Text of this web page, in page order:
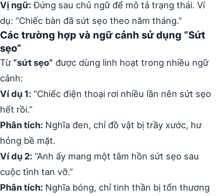
Vị ngữ:Đứng sau chủ ngữ để mô tả trạng thái. Ví
dụ: “Chiếc bàn đã sứt sẹo theo năm tháng.”
Các trường hợp và ngữ cảnh sử dụng “Sứt
sẹo”
Từ “sứt sẹo” được dùng linh hoạt trong nhiều ngữ
cảnh:
Ví dụ 1: “Chiếc điện thoại rơi nhiều lần nên sứt sẹo
hết rồi.”
Phân tích: Nghĩa đen, chỉ đồ vật bị trầy xước, hư
hỏng bề mặt.
Ví dụ 2: “Anh ấy mang một tâm hồn sứt sẹo sau
cuộc tình tan vỡ.”
Phân tích: Nghĩa bóng, chỉ tinh thần bị tổn thương